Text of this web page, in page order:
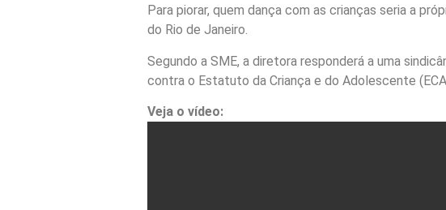
Para piorar, quem dança com as crianças seria a
do Rio de Janeiro.
Segundo a SME, a diretora responderá a uma
contra o Estatuto da Criança e do Adolescente
Veja o vídeo: